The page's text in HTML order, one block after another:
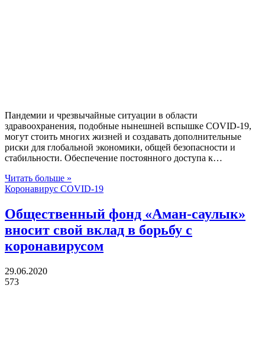
Пандемии и чрезвычайные ситуации в области
здравоохранения, подобные нынешней вспышке COVID-19,
могут стоить многих жизней и создавать дополнительные
риски для глобальной экономики, общей безопасности и
стабильности. Обеспечение постоянного доступа к…
Читать больше »
Коронавирус COVID-19
Общественный фонд «Аман-саулык»
вносит свой вклад в борьбу с
коронавирусом
29.06.2020
573